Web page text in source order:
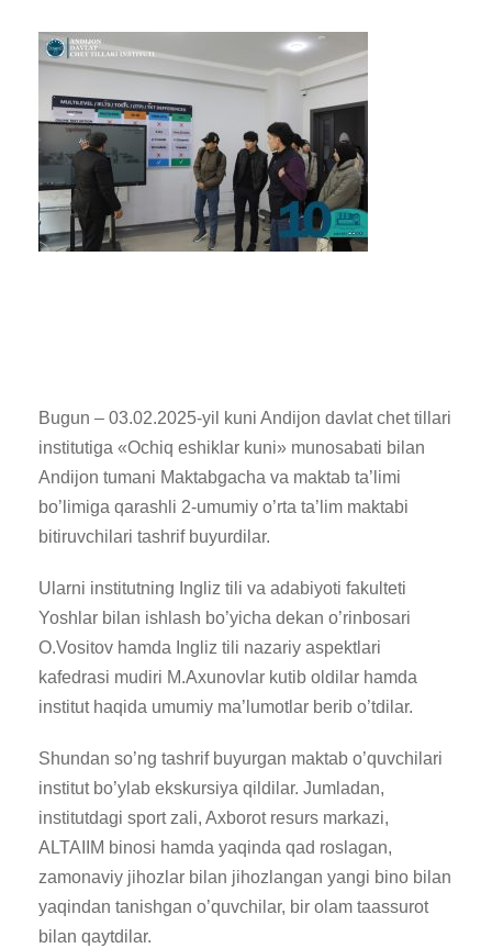
Bugun – 03.02.2025-yil kuni Andijon davlat chet tillari
institutiga «Ochiq eshiklar kuni» munosabati bilan
Andijon tumani Maktabgacha va maktab ta’limi
bo’limiga qarashli 2-umumiy o’rta ta’lim maktabi
bitiruvchilari tashrif buyurdilar.
Ularni institutning Ingliz tili va adabiyoti fakulteti
Yoshlar bilan ishlash bo’yicha dekan o’rinbosari
O.Vositov hamda Ingliz tili nazariy aspektlari
kafedrasi mudiri M.Axunovlar kutib oldilar hamda
institut haqida umumiy ma’lumotlar berib o’tdilar.
Shundan so’ng tashrif buyurgan maktab o’quvchilari
institut bo’ylab ekskursiya qildilar. Jumladan,
institutdagi sport zali, Axborot resurs markazi,
ALTAIIM binosi hamda yaqinda qad roslagan,
zamonaviy jihozlar bilan jihozlangan yangi bino bilan
yaqindan tanishgan o’quvchilar, bir olam taassurot
bilan qaytdilar.